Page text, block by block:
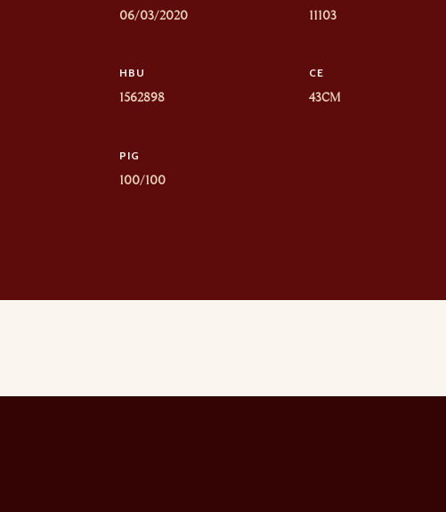
06/03/2020 11103
HBU
1562898
CE
43CM
PIG
100/100